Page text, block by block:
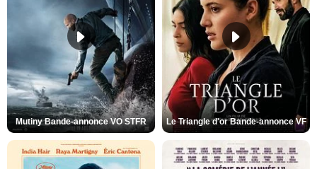
Mutiny Bande-annonce VO STFR Le Triangle d'or Bande-annonce VF